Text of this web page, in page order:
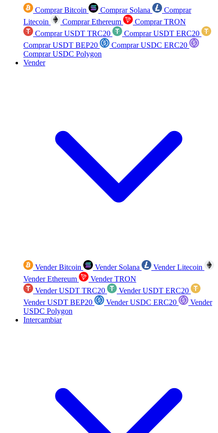
Comprar Bitcoin Comprar Solana
Comprar
Litecoin
Comprar Ethereum
Comprar TRON
Comprar USDT TRC20
Comprar USDT ERC20
Comprar USDT BEP20
Comprar USDC ERC20
Comprar USDC Polygon
Vender
Vender Bitcoin Vender Solana
Vender Litecoin
Vender Ethereum
Vender TRON
Vender USDT TRC20
Vender USDT ERC20
Vender USDT BEP20
Vender USDC ERC20
Vender
USDC Polygon
Intercambiar